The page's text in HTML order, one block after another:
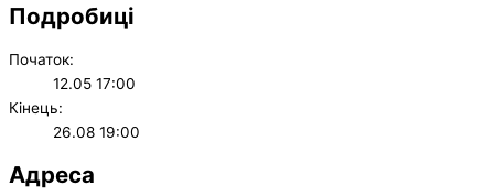
Подробиці
Початок:
12.05 17:00
Кінець:
26.08 19:00
Адреса